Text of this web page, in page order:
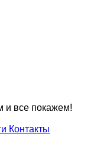
и все покажем!
Контакты